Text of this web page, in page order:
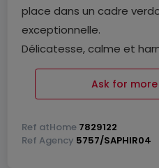
place dans un cadre
exceptionnelle.
Délicatesse, calme et
mots dans cet ensemble
pourrez jouir du
ou des maisons
Le Clos Mineral propose
Ask for
Ref atHome 7829122
Ref Agency 5757/SAPHIR04